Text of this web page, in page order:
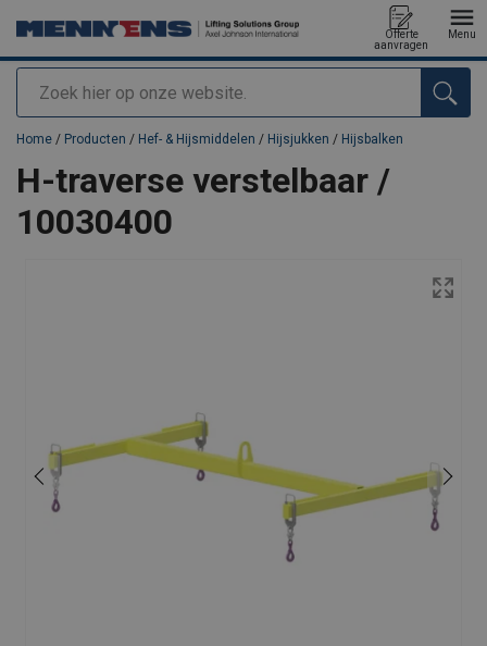
Zoeken
Offerte
aanvragen
Menu
toegevoegd aan uw offerte
Home / Producten / Hef- & Hijsmiddelen / Hijsjukken / Hijsbalken
H-traverse verstelbaar /
10030400